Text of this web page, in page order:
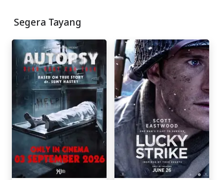
Segera Tayang